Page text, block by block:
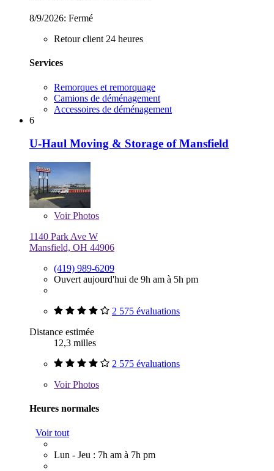
8/9/2026: Fermé
Retour client 24 heures
Services
Remorques et remorquage
Camions de déménagement
Accessoires de déménagement
6
U-Haul Moving & Storage of Mansfield
VoirPhotos
1140 Park Ave W
Mansfield, OH 44906
(419) 989-6209
Ouvert aujourd'hui de 9h am à 5h pm
2 575 évaluations
Distance estimée
12,3 milles
2 575 évaluations
VoirPhotos
Heures normales
Voir tout
Lun - Jeu : 7h am à 7h pm